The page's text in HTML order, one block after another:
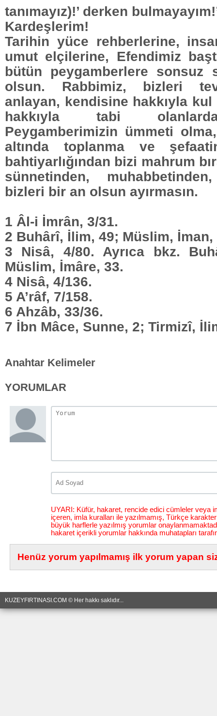
tanımayız)!’ derken
Kardeşlerim!
Tarihin yüce rehberlerine,
umut elçilerine, Efendimiz
bütün peygamberlere sonsuz
olsun. Rabbimiz, bizleri
anlayan, kendisine hakkıyla
hakkıyla tabi
Peygamberimizin ümmeti
altında toplanma ve
bahtiyarlığından bizi mahrum
sünnetinden,
bizleri bir an olsun ayırmasın.
1 Âl-i İmrân, 3/31.
2 Buhârî, İlim, 49; Müslim, İman,
3 Nisâ, 4/80. Ayrıca bkz.
Müslim, İmâre, 33.
4 Nisâ, 4/136.
5 A’râf, 7/158.
6 Ahzâb, 33/36.
7 İbn Mâce, Sunne, 2; Tirmizî,
Anahtar Kelimeler
YORUMLAR
UYARI: Küfür, hakaret, rencide edici cümleler veya
içeren, imla kuralları ile yazılmamış, Türkçe
büyük harflerle yazılmış yorumlar
hakaret içerikli yorumlar hakkında muhatapları
Henüz yorum yapılmamış ilk yorum yapan
KUZEYFIRTINASI.COM © Her hakkı saklıdır...